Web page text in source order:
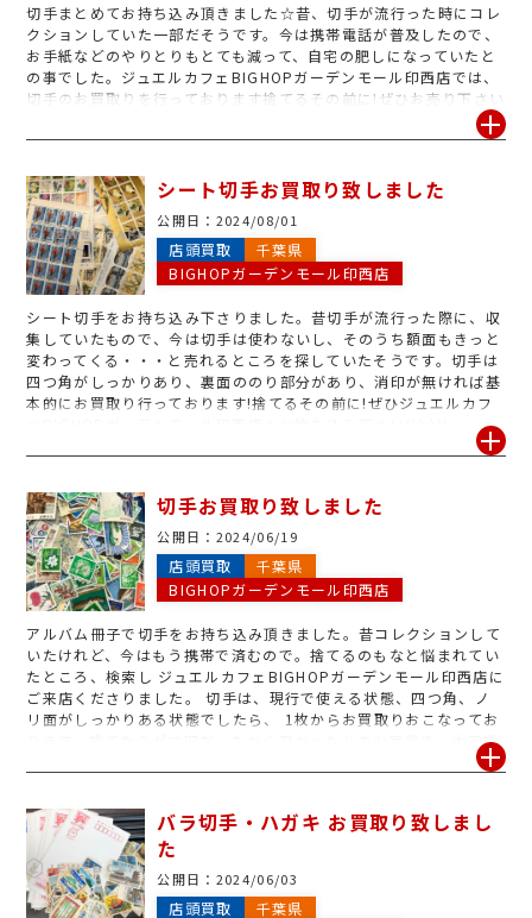
切手まとめてお持ち込み頂きました☆昔、切手が流行った時にコレ
クションしていた一部だそうです。今は携帯電話が普及したので、
お手紙などのやりとりもとても減って、自宅の肥しになっていたと
の事でした。ジュエルカフェBIGHOPガーデンモール印西店では、
切手のお買取りを行っております捨てるその前に!ぜひお売り下さい
シート切手お買取り致しました
公開日： 2024/08/01
店頭買取
千葉県
BIGHOPガーデンモール印西店
シート切手をお持ち込み下さりました。昔切手が流行った際に、収
集していたもので、今は切手は使わないし、そのうち額面もきっと
変わってくる・・・と売れるところを探していたそうです。切手は
四つ角がしっかりあり、裏面ののり部分があり、消印が無ければ基
本的にお買取り行っております!捨てるその前に!ぜひジュエルカフ
切手お買取り致しました
公開日： 2024/06/19
店頭買取
千葉県
BIGHOPガーデンモール印西店
アルバム冊子で切手をお持ち込み頂きました。昔コレクションして
いたけれど、今はもう携帯で済むので。捨てるのもなと悩まれてい
たところ、検索し ジュエルカフェBIGHOPガーデンモール印西店に
ご来店くださりました。 切手は、現行で使える状態、四つ角、ノ
リ面がしっかりある状態でしたら、 1枚からお買取りおこなってお
ります。捨てたらゼロ円だったから良かったとのお声頂き、大変嬉
しく思いました。ジュエルカフェBIGHOPガーデンモール印西店で
バラ切手・ハガキ お買取り致しまし
た
公開日： 2024/06/03
店頭買取
千葉県